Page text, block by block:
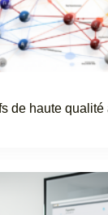
de haute qualité